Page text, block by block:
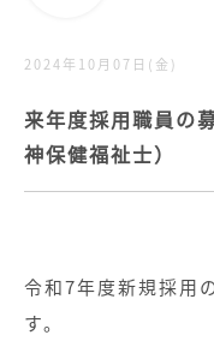
2024年10月07日(金)
来年度採用職員の
神保健福祉士）
令和7年度新規採用
す。